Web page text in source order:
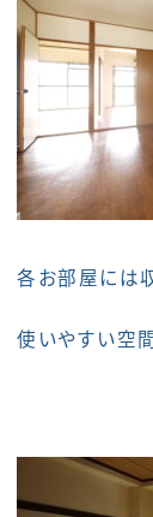
各お部屋には
使いやすい空